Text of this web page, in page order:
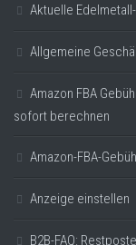
Aktuelle
Allgemeine
Amazon FBA
sofort berechnen
Amazon-FBA-
Anzeige einstellen
B2B-FAQ: